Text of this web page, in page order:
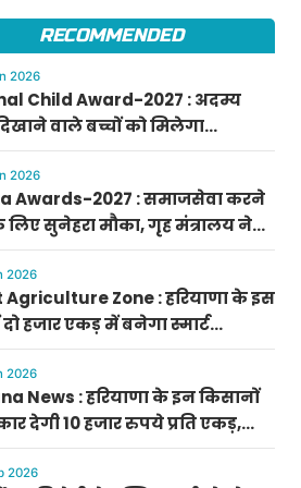
RECOMMENDED
2026
Child Award-2027 : अदम्य
वाले बच्चों को मिलेगा
राष्ट्रीय बाल पुरस्कार-2027, ऐसे
2026
Awards-2027 : समाजसेवा करने
लिए सुनेहरा मौका, गृह मंत्रालय ने
पद्म पुरस्कार-2027 के लिए आवेदन
2026
Zone : हरियाणा के इस
हजार एकड़ में बनेगा स्मार्ट
जोन
2026
News : हरियाणा के इन किसानों
देगी 10 हजार रुपये प्रति एकड़,
की घोषणा
2026